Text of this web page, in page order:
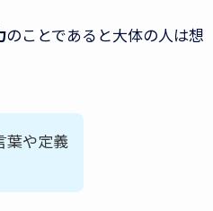
のことであると大体の人は想
葉や定義